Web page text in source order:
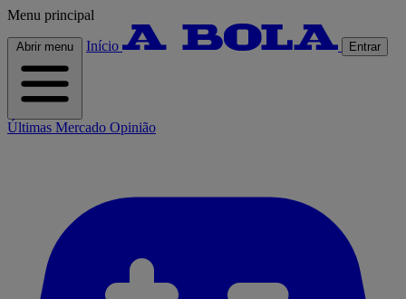
Menu principal
Abrir menu Início Entrar
Últimas Mercado Opinião